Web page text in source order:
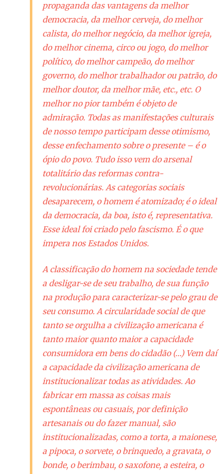
propaganda das vantagens da melhor
democracia, da melhor cerveja, do melhor
calista, do melhor negócio, da melhor igreja,
do melhor cinema, circo ou jogo, do melhor
político, do melhor campeão, do melhor
governo, do melhor trabalhador ou patrão, do
melhor doutor, da melhor mãe, etc., etc. O
melhor no pior também é objeto de
admiração. Todas as manifestações culturais
de nosso tempo participam desse otimismo,
desse enfechamento sobre o presente – é o
ópio do povo. Tudo isso vem do arsenal
totalitário das reformas contra-
revolucionárias. As categorias sociais
desaparecem, o homem é atomizado; é o ideal
da democracia, da boa, isto é, representativa.
Esse ideal foi criado pelo fascismo. É o que
impera nos Estados Unidos.
A classificação do homem na sociedade tende
a desligar-se de seu trabalho, de sua função
na produção para caracterizar-se pelo grau de
seu consumo. A circularidade social de que
tanto se orgulha a civilização americana é
tanto maior quanto maior a capacidade
consumidora em bens do cidadão (…) Vem daí
a capacidade da civilização americana de
institucionalizar todas as atividades. Ao
fabricar em massa as coisas mais
espontâneas ou casuais, por definição
artesanais ou do fazer manual, são
institucionalizadas, como a torta, a maionese,
a pipoca, o sorvete, o brinquedo, a gravata, o
bonde, o berimbau, o saxofone, a esteira, o